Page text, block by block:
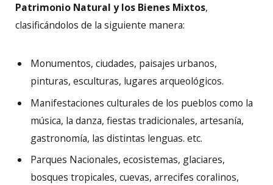
Patrimonio Natural y los Bienes Mixtos,
clasificándolos de la siguiente manera:
Monumentos, ciudades, paisajes urbanos,
pinturas, esculturas, lugares arqueológicos.
Manifestaciones culturales de los pueblos como la
música, la danza, fiestas tradicionales, artesanía,
gastronomía, las distintas lenguas. etc.
Parques Nacionales, ecosistemas, glaciares,
bosques tropicales, cuevas, arrecifes coralinos,